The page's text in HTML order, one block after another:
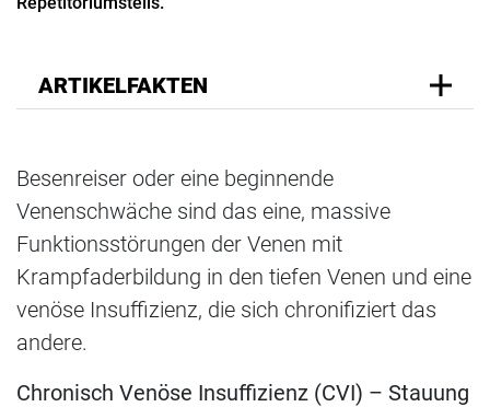
ARTIKELFAKTEN
Besenreiser oder eine beginnende
Venenschwäche sind das eine, massive
Funktionsstörungen der Venen mit
Krampfaderbildung in den tiefen Venen und eine
venöse Insuffizienz, die sich chronifiziert das
andere.
Chronisch Venöse Insuffizienz (CVI) – Stauung